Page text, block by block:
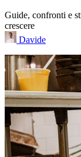
Guide, confronti e
crescere
Davide